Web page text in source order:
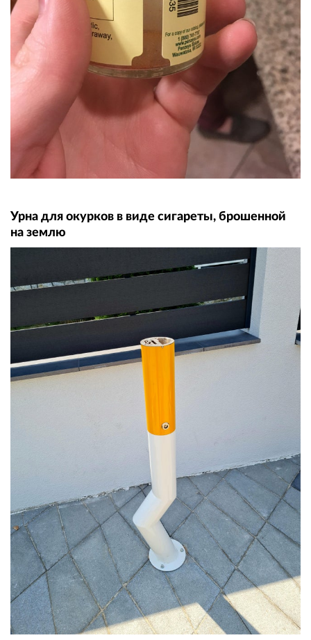
Урна для окурков в виде сигареты, брошенной
на землю